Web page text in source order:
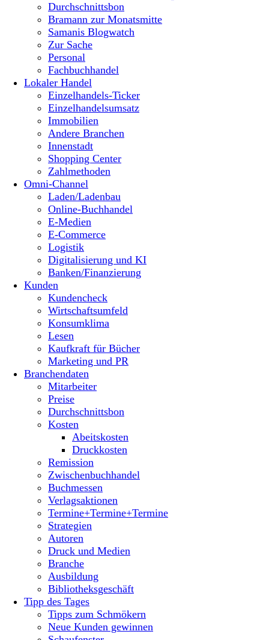
Durchschnittsbon
Bramann zur Monatsmitte
Samanis Blogwatch
Zur Sache
Personal
Fachbuchhandel
Lokaler Handel
Einzelhandels-Ticker
Einzelhandelsumsatz
Immobilien
Andere Branchen
Innenstadt
Shopping Center
Zahlmethoden
Omni-Channel
Laden/Ladenbau
Online-Buchhandel
E-Medien
E-Commerce
Logistik
Digitalisierung und KI
Banken/Finanzierung
Kunden
Kundencheck
Wirtschaftsumfeld
Konsumklima
Lesen
Kaufkraft für Bücher
Marketing und PR
Branchendaten
Mitarbeiter
Preise
Durchschnittsbon
Kosten
Abeitskosten
Druckkosten
Remission
Zwischenbuchhandel
Buchmessen
Verlagsaktionen
Termine+Termine+Termine
Strategien
Autoren
Druck und Medien
Branche
Ausbildung
Bibliotheksgeschäft
Tipp des Tages
Tipps zum Schmökern
Neue Kunden gewinnen